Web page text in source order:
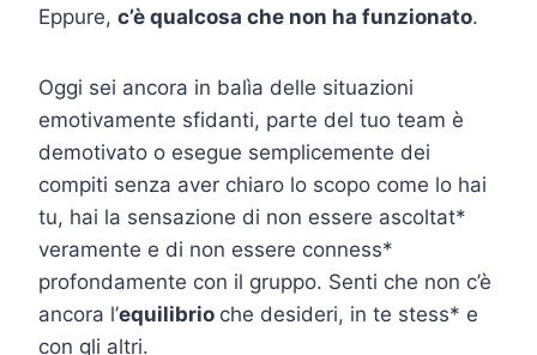
Eppure, c’è qualcosa che non ha funzionato.
Oggi sei ancora in balìa delle situazioni
emotivamente sfidanti, parte del tuo team è
demotivato o esegue semplicemente dei
compiti senza aver chiaro lo scopo come lo hai
tu, hai la sensazione di non essere ascoltat*
veramente e di non essere conness*
profondamente con il gruppo. Senti che non c’è
ancora l’equilibrio che desideri, in te stess* e
con gli altri.